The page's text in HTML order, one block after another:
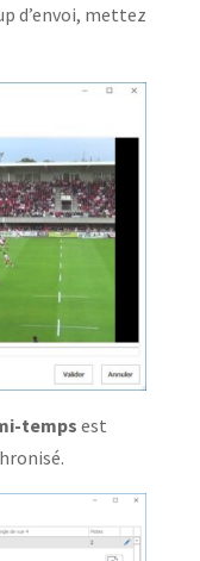
d’envoi, mettez
tempsest